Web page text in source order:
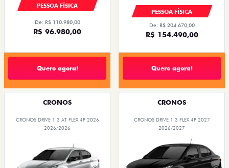
PESSOA FÍSICA
De: R$ 110.980,00
R$ 96.980,00
Quero agora!
PESSOA FÍSICA
De: R$ 204.670,00
R$ 154.490,00
Quero agora!
CRONOS
CRONOS DRIVE 1.3 AT FLEX 4P 2026
2026/2026
CRONOS
CRONOS DRIVE 1.3 FLEX 4P 2027
2026/2027